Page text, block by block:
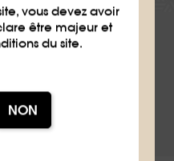
D'UNE CONSIGNE DE TRI,
vous devez avoir
être majeur et
du site.